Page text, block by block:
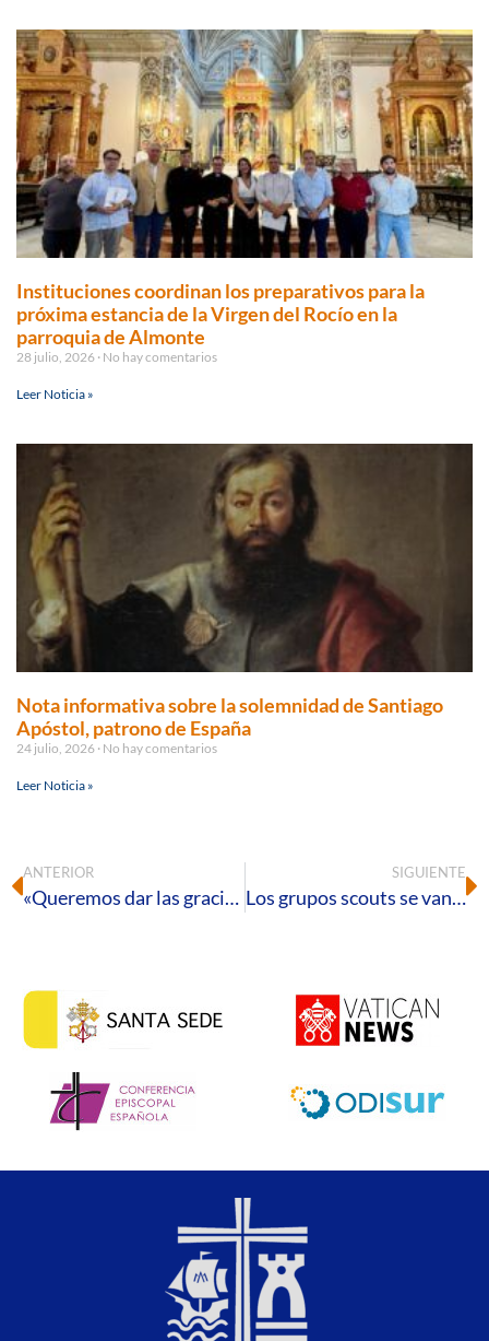
Instituciones coordinan los preparativos para la
próxima estancia de la Virgen del Rocío en la
parroquia de Almonte
28 julio, 2026 No hay comentarios
Leer Noticia »
Nota informativa sobre la solemnidad de Santiago
Apóstol, patrono de España
24 julio, 2026 No hay comentarios
Leer Noticia »
ANTERIOR
«Queremos dar las gracias a todas las personas que nos habéis ayudado a contagiar solidaridad y a hacer visible el rostro de los millones de personas que siguen pasando hambre en el mundo»
SIGUIENTE
Los grupos scouts se van de campamento de verano